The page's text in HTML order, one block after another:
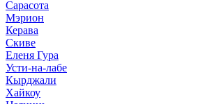
Сарасота
Мэрион
Керава
Скиве
Еленя Гура
Усти-на-лабе
Кырджали
Хайкоу